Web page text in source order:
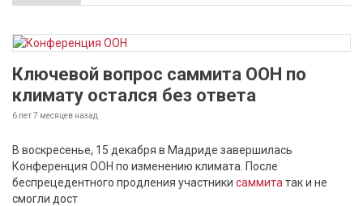
Ключевой вопрос саммита ООН по
климату остался без ответа
6 лет 7 месяцев назад
В воскресенье, 15 декабря в Мадриде завершилась
Конференция ООН по изменению климата. После
беспрецедентного продления участники саммита так и не
смогли дост